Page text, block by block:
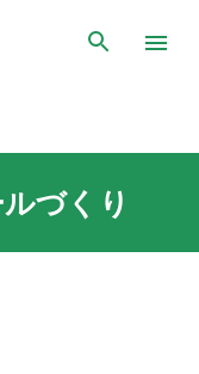
に移動
づくり